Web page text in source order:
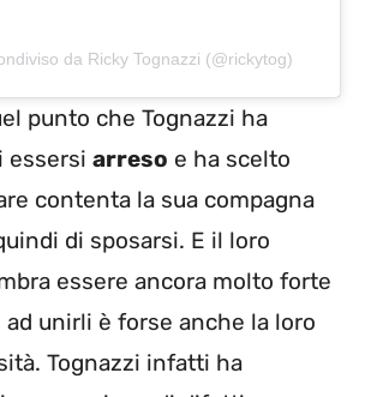
da Ricky Tognazzi (@rickytog)
punto che Tognazzi ha
essersi arreso e ha scelto
contenta la sua compagna
di sposarsi. E il loro
essere ancora molto forte
unirli è forse anche la loro
Tognazzi infatti ha